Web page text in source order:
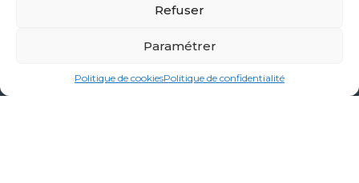
Refuser
Paramétrer
Politique de cookiesPolitique de confidentialité
contact@creakub.fr
Nos prestations